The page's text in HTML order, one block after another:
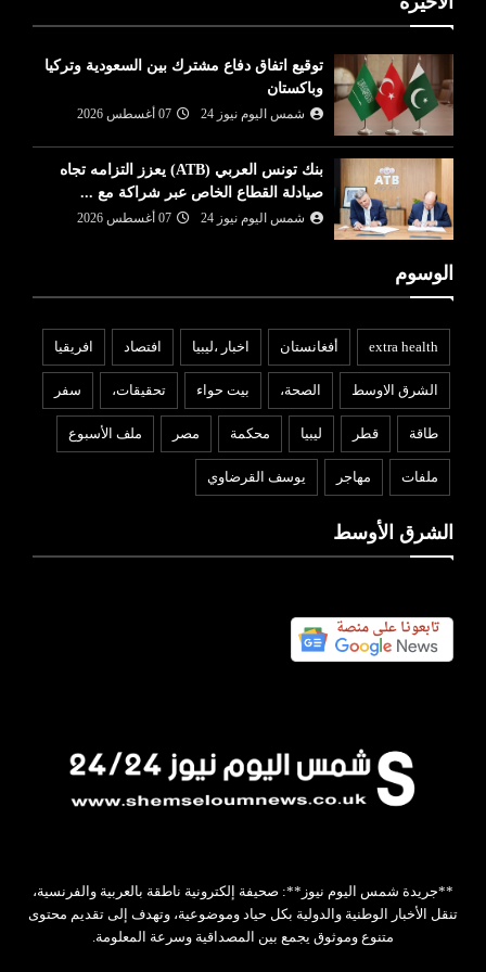
توقيع اتفاق دفاع مشترك بين السعودية وتركيا
وباكستان
شمس اليوم نيوز 24 07 أغسطس 2026
بنك تونس العربي (ATB) يعزز التزامه تجاه
صيادلة القطاع الخاص عبر شراكة مع ...
شمس اليوم نيوز 24 07 أغسطس 2026
الوسوم
extra health أفغانستان اخبار ،ليبيا افتصاد افريقيا
الشرق الاوسط الصحة، بيت حواء تحقيقات، سفر
طاقة قطر ليبيا محكمة مصر ملف الأسبوع
ملفات مهاجر يوسف القرضاوي
الشرق الأوسط
**جريدة شمس اليوم نيوز**: صحيفة إلكترونية ناطقة بالعربية والفرنسية،
تنقل الأخبار الوطنية والدولية بكل حياد وموضوعية، وتهدف إلى تقديم محتوى
متنوع وموثوق يجمع بين المصداقية وسرعة المعلومة.